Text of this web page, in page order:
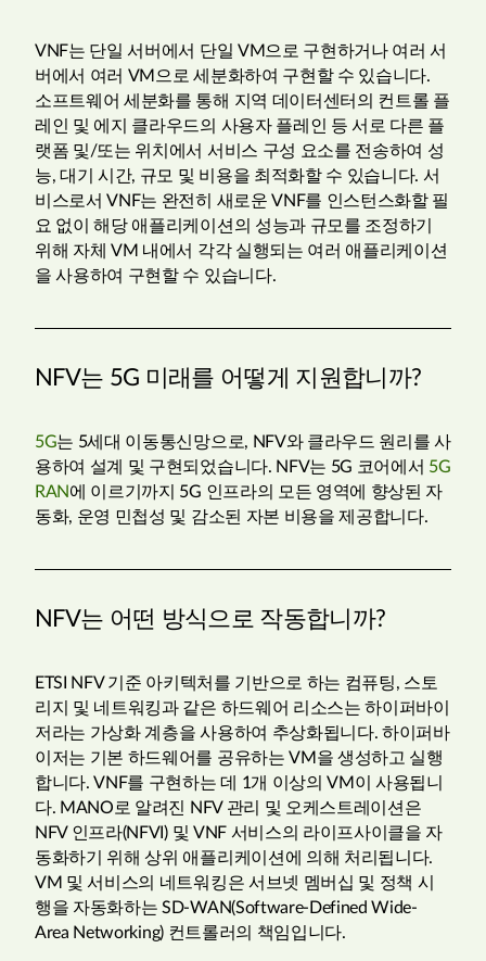
VNF는 단일 서버에서 단일 VM으로 구현하거나 여러 서
버에서 여러 VM으로 세분화하여 구현할 수 있습니다.
소프트웨어 세분화를 통해 지역 데이터센터의 컨트롤 플
레인 및 에지 클라우드의 사용자 플레인 등 서로 다른 플
랫폼 및/또는 위치에서 서비스 구성 요소를 전송하여 성
능, 대기 시간, 규모 및 비용을 최적화할 수 있습니다. 서
비스로서 VNF는 완전히 새로운 VNF를 인스턴스화할 필
요 없이 해당 애플리케이션의 성능과 규모를 조정하기
위해 자체 VM 내에서 각각 실행되는 여러 애플리케이션
을 사용하여 구현할 수 있습니다.
NFV는 5G 미래를 어떻게 지원합니까?
5G는 5세대 이동통신망으로, NFV와 클라우드 원리를 사
용하여 설계 및 구현되었습니다. NFV는 5G 코어에서 5G
RAN에 이르기까지 5G 인프라의 모든 영역에 향상된 자
동화, 운영 민첩성 및 감소된 자본 비용을 제공합니다.
NFV는 어떤 방식으로 작동합니까?
ETSI NFV 기준 아키텍처를 기반으로 하는 컴퓨팅, 스토
리지 및 네트워킹과 같은 하드웨어 리소스는 하이퍼바이
저라는 가상화 계층을 사용하여 추상화됩니다. 하이퍼바
이저는 기본 하드웨어를 공유하는 VM을 생성하고 실행
합니다. VNF를 구현하는 데 1개 이상의 VM이 사용됩니
다. MANO로 알려진 NFV 관리 및 오케스트레이션은
NFV 인프라(NFVI) 및 VNF 서비스의 라이프사이클을 자
동화하기 위해 상위 애플리케이션에 의해 처리됩니다.
VM 및 서비스의 네트워킹은 서브넷 멤버십 및 정책 시
행을 자동화하는 SD-WAN(Software-Defined Wide-
Area Networking) 컨트롤러의 책임입니다.